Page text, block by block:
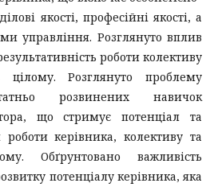
якості, професійні якості, а
управління. Розглянуто вплив
роботи колективу
Розглянуто проблему
розвинених навичок
що стримує потенціал та
роботи керівника, колективу та
Обґрунтовано важливість
потенціалу керівника, яка